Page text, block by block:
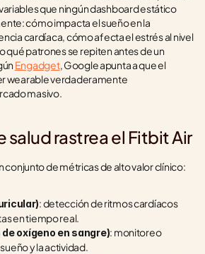
que ningún dashboard estático
cómo impacta el sueño en la
cardíaca, cómo afecta el estrés al nivel
qué patrones se repiten antes de un
Engadget, Google apunta a que el
wearable verdaderamente
masivo.
salud rastrea el Fitbit Air
conjunto de métricas de alto valor clínico:
: detección de ritmos cardíacos
en tiempo real.
oxígeno en sangre): monitoreo
y la actividad.